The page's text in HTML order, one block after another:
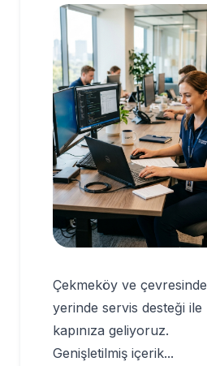
Çekmeköy ve çevresinde
yerinde servis desteği ile
kapınıza geliyoruz.
Genişletilmiş içerik...